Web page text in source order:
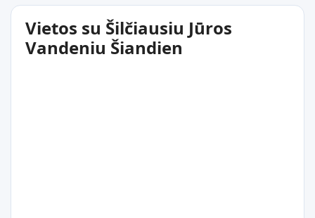
Vietos su Šilčiausiu Jūros
Vandeniu Šiandien